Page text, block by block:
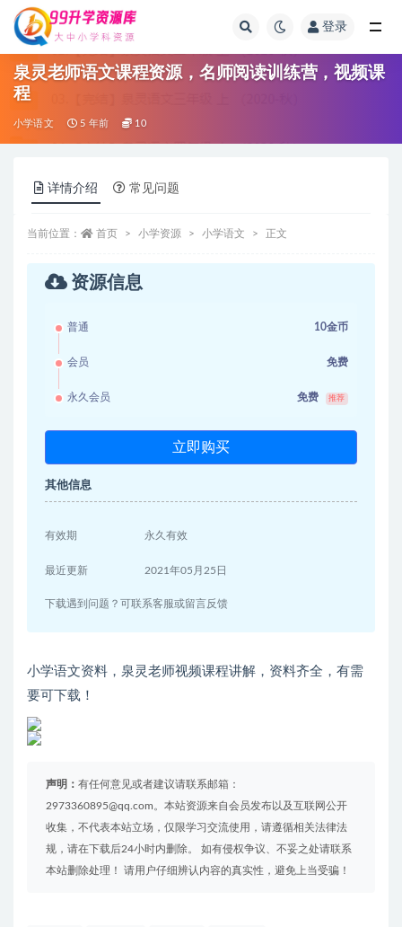
登录
泉灵老师语文课程资源，名师阅读训练营，视频课
程
小学语文 5 年前 10
详情介绍 常见问题
当前位置： 首页 小学资源 小学语文 正文
资源信息
普通 10金币
会员 免费
永久会员 免费 推荐
立即购买
其他信息
有效期 永久有效
最近更新 2021年05月25日
下载遇到问题？可联系客服或留言反馈
小学语文资料，泉灵老师视频课程讲解，资料齐全，有需
要可下载！
声明： 有任何意见或者建议请联系邮箱：
2973360895@qq.com。本站资源来自会员发布以及互联网公开
收集，不代表本站立场，仅限学习交流使用，请遵循相关法律法
规，请在下载后24小时内删除。 如有侵权争议、不妥之处请联系
本站删除处理！ 请用户仔细辨认内容的真实性，避免上当受骗！